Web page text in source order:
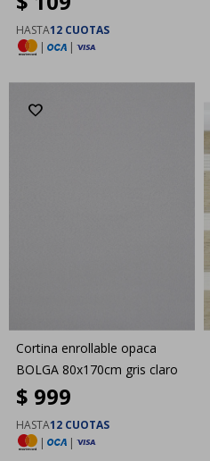
HASTA12 CUOTAS
|
|
Cortina enrollable opaca
BOLGA 80x170cm gris claro
$ 999
HASTA12 CUOTAS
|
|